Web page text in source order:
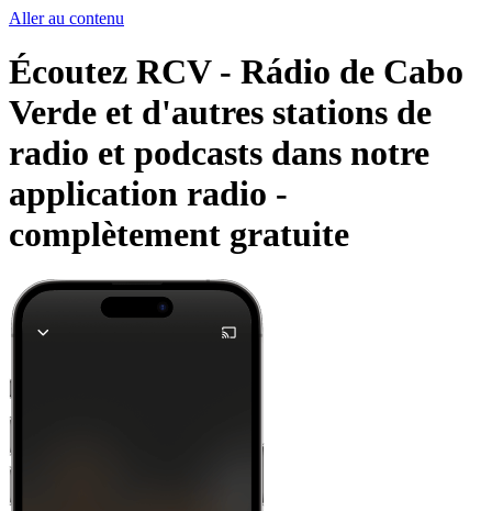
Aller au contenu
Écoutez RCV - Rádio de Cabo
Verde et d'autres stations de
radio et podcasts dans notre
application radio -
complètement gratuite